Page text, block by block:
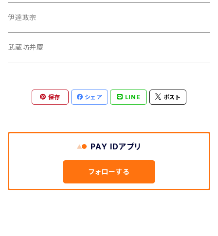
iPhone 12 Pro Max
iPhone 12 Pro
伊達政宗
iPhone 12
iPhone 11 Pro Max
伊達政宗
武蔵坊弁慶
保存 シェア LINE ポスト
PAY IDアプリ
フォローする